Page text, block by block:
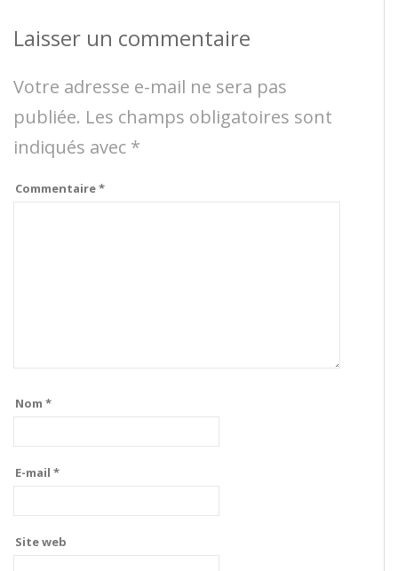
Laisser un commentaire
Votre adresse e-mail ne sera pas
publiée. Les champs obligatoires sont
indiqués avec *
Commentaire*
Nom *
E-mail *
Site web